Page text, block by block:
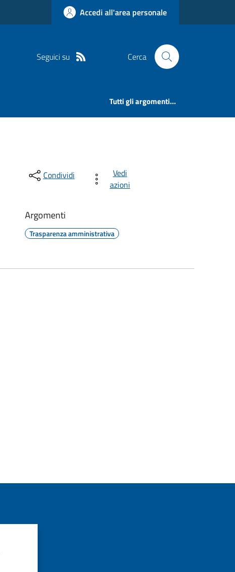
Accedi all'area personale
Seguici su Cerca
Tutti gli argomenti...
Condividi
Vedi
azioni
Argomenti
Trasparenza amministrativa